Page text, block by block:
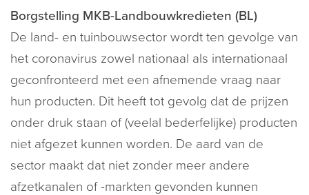
Borgstelling MKB-Landbouwkredieten (BL)
De land- en tuinbouwsector wordt ten gevolge van
het coronavirus zowel nationaal als internationaal
geconfronteerd met een afnemende vraag naar
hun producten. Dit heeft tot gevolg dat de prijzen
onder druk staan of (veelal bederfelijke) producten
niet afgezet kunnen worden. De aard van de
sector maakt dat niet zonder meer andere
afzetkanalen of -markten gevonden kunnen